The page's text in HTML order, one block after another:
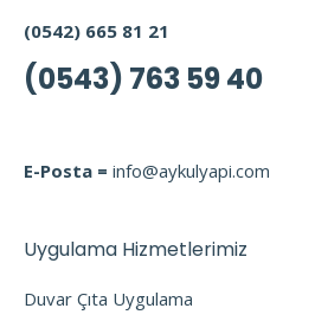
(0542) 665 81 21
(0543) 763 59 40
E-Posta = info@aykulyapi.com
Uygulama Hizmetlerimiz
Duvar Çıta Uygulama